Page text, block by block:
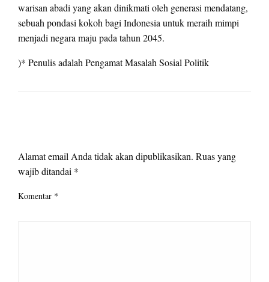
warisan abadi yang akan dinikmati oleh generasi mendatang,
sebuah pondasi kokoh bagi Indonesia untuk meraih mimpi
menjadi negara maju pada tahun 2045.
)* Penulis adalah Pengamat Masalah Sosial Politik
Alamat email Anda tidak akan dipublikasikan. Ruas yang
wajib ditandai *
Komentar *